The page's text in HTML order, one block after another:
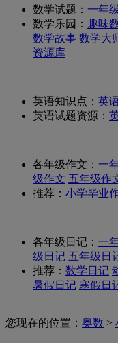
数学试题： 一年
数学乐园： 趣味
数学故事 数学大
资源库
英语知识点： 英
英语试题资源：
各年级作文： 一
级作文 五年级作
推荐： 小学毕业
各年级日记： 一
级日记 五年级日
推荐： 数学日记
暑假日记 寒假日
您现在的位置： 奥数 >